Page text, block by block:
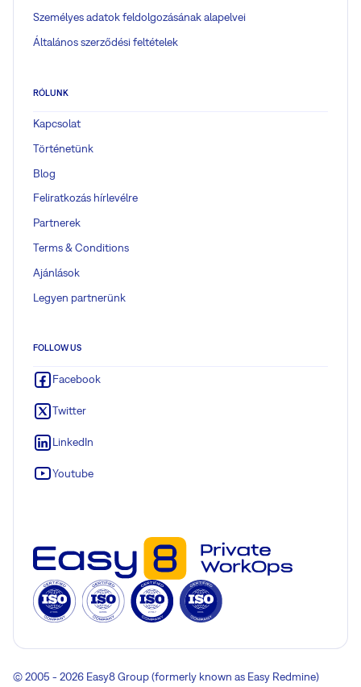
Személyes adatok feldolgozásának alapelvei
Általános szerződési feltételek
RÓLUNK
Kapcsolat
Történetünk
Blog
Feliratkozás hírlevélre
Partnerek
Terms & Conditions
Ajánlások
Legyen partnerünk
FOLLOW US
Facebook
Twitter
LinkedIn
Youtube
© 2005 - 2026 Easy8 Group (formerly known as Easy Redmine)